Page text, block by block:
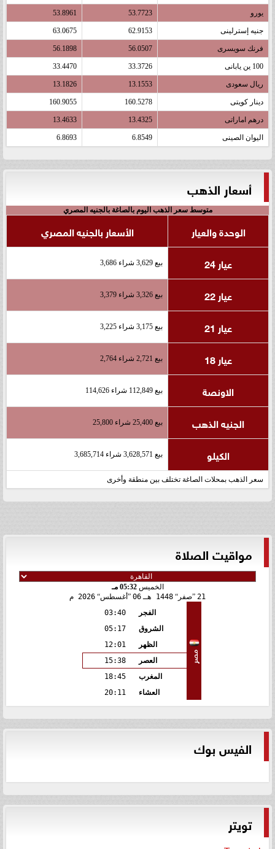
يورو 53.7723
53.8961
جنيه إسترلينى 62.9153
63.0675
فرنك سويسرى 56.0507
56.1898
100 ين يابانى 33.3726
33.4470
ريال سعودى 13.1553
13.1826
دينار كويتى 160.5278
160.9055
درهم اماراتى 13.4325
13.4633
اليوان الصينى 6.8549
6.8693
أسعار الذهب
متوسط سعر الذهب اليوم بالصاغة بالجنيه المصري
الوحدة والعيار
الأسعار بالجنيه المصري
عيار 24
بيع 3,629 شراء 3,686
عيار 22 بيع 3,326 شراء 3,379
عيار 21 بيع 3,175 شراء 3,225
عيار 18 بيع 2,721 شراء 2,764
الاونصة بيع 112,849 شراء 114,626
الجنيه الذهب بيع 25,400 شراء 25,800
الكيلو بيع 3,628,571 شراء 3,685,714
سعر الذهب بمحلات الصاغة تختلف بين منطقة وأخرى
مواقيت الصلاة
الخميس05:32 مـ
21 صفر 1448 هـ 06 أغسطس 2026 م
مصر
الفجر
03:40
الشروق
05:17
الظهر
12:01
العصر
15:38
المغرب
18:45
العشاء
20:11
الفيس بوك
تويتر